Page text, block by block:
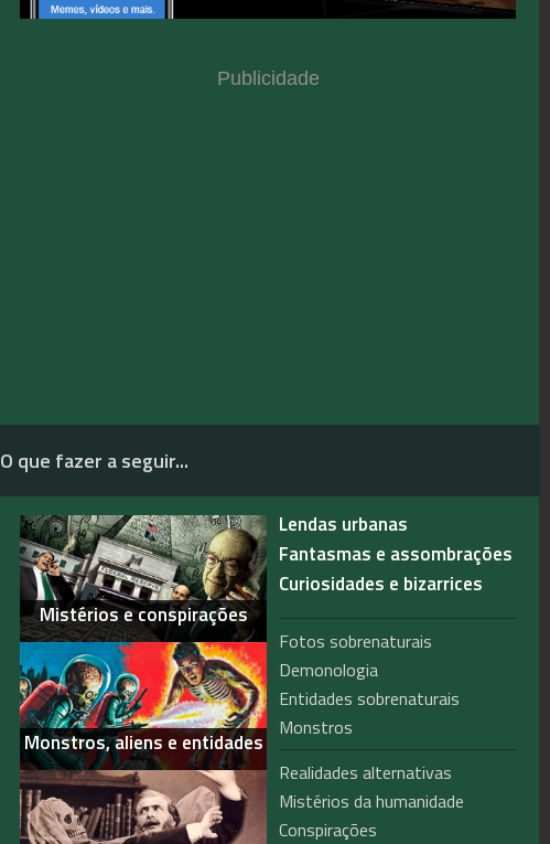
Publicidade
O que fazer a seguir...
Mistérios e conspirações
Monstros, aliens e entidades
Lendas urbanas
Fantasmas e assombrações
Curiosidades e bizarrices
Fotos sobrenaturais
Demonologia
Entidades sobrenaturais
Monstros
Realidades alternativas
Mistérios da humanidade
Conspirações